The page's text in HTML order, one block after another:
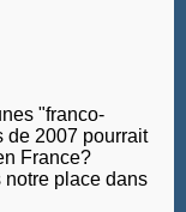
"franco-
de 2007 pourrait
France?
place dans